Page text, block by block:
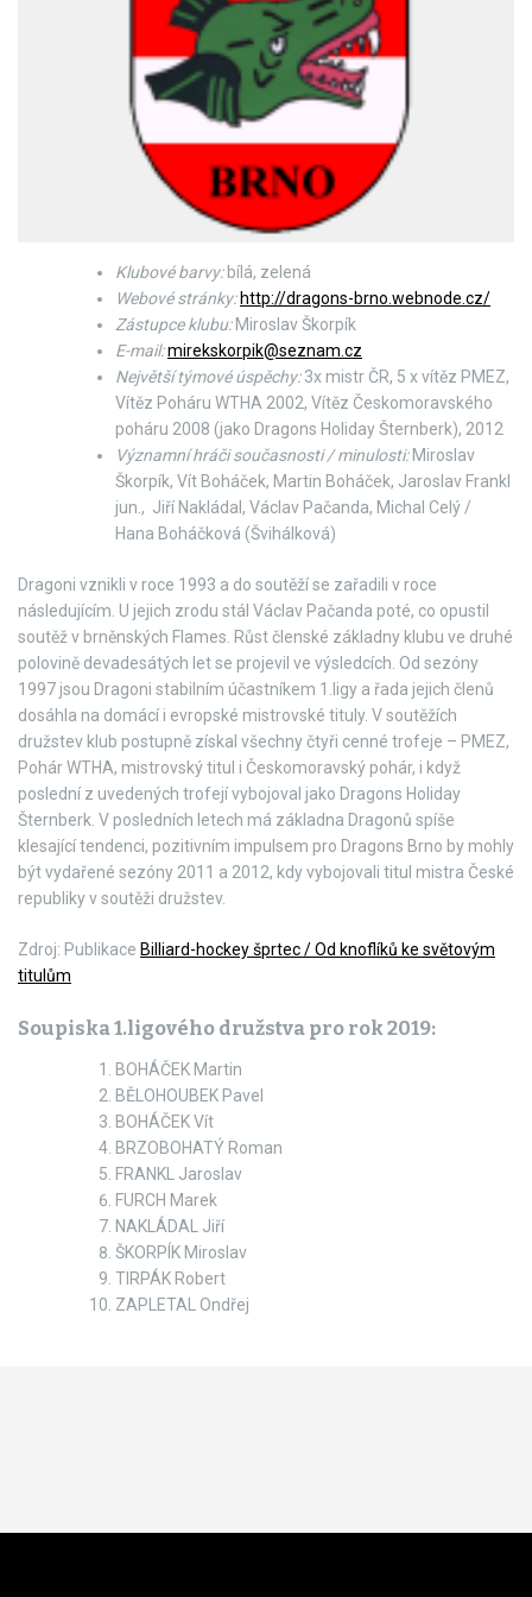
Klubové barvy:bílá, zelená
Webové stránky: http://dragons-brno.webnode.cz/
Zástupce klubu:Miroslav Škorpík
E-mail:mirekskorpik@seznam.cz
Největší týmové úspěchy:3x mistr ČR, 5 x vítěz PMEZ,
Vítěz Poháru WTHA 2002, Vítěz Českomoravského
poháru 2008 (jako Dragons Holiday Šternberk), 2012
Významní hráči současnosti / minulosti:Miroslav
Škorpík, Vít Boháček, Martin Boháček, Jaroslav Frankl
jun., Jiří Nakládal, Václav Pačanda, Michal Celý /
Hana Boháčková (Švihálková)
Dragoni vznikli v roce 1993 a do soutěží se zařadili v roce
následujícím. U jejich zrodu stál Václav Pačanda poté, co opustil
soutěž v brněnských Flames. Růst členské základny klubu ve druhé
polovině devadesátých let se projevil ve výsledcích. Od sezóny
1997 jsou Dragoni stabilním účastníkem 1.ligy a řada jejich členů
dosáhla na domácí i evropské mistrovské tituly. V soutěžích
družstev klub postupně získal všechny čtyři cenné trofeje – PMEZ,
Pohár WTHA, mistrovský titul i Českomoravský pohár, i když
poslední z uvedených trofejí vybojoval jako Dragons Holiday
Šternberk. V posledních letech má základna Dragonů spíše
klesající tendenci, pozitivním impulsem pro Dragons Brno by mohly
být vydařené sezóny 2011 a 2012, kdy vybojovali titul mistra České
republiky v soutěži družstev.
Zdroj: Publikace Billiard-hockey šprtec / Od knoflíků ke světovým
titulům
Soupiska 1.ligového družstva pro rok 2019:
BOHÁČEK Martin
BĚLOHOUBEK Pavel
BOHÁČEK Vít
BRZOBOHATÝ Roman
FRANKL Jaroslav
FURCH Marek
NAKLÁDAL Jiří
ŠKORPÍK Miroslav
TIRPÁK Robert
ZAPLETAL Ondřej